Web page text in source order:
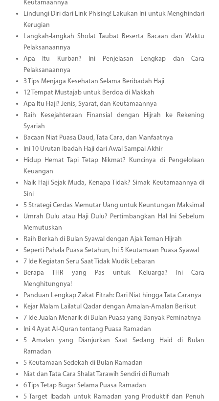
Keutamaannya
Lindungi Diri dari Link Phising! Lakukan Ini untuk Menghindari
Kerugian
Langkah-langkah Sholat Taubat Beserta Bacaan dan Waktu
Pelaksanaannya
Apa Itu Kurban? Ini Penjelasan Lengkap dan Cara
Pelaksanaannya
3 Tips Menjaga Kesehatan Selama Beribadah Haji
12 Tempat Mustajab untuk Berdoa di Makkah
Apa Itu Haji? Jenis, Syarat, dan Keutamaannya
Raih Kesejahteraan Finansial dengan Hijrah ke Rekening
Syariah
Bacaan Niat Puasa Daud, Tata Cara, dan Manfaatnya
Ini 10 Urutan Ibadah Haji dari Awal Sampai Akhir
Hidup Hemat Tapi Tetap Nikmat? Kuncinya di Pengelolaan
Keuangan
Naik Haji Sejak Muda, Kenapa Tidak? Simak Keutamaannya di
Sini
5 Strategi Cerdas Memutar Uang untuk Keuntungan Maksimal
Umrah Dulu atau Haji Dulu? Pertimbangkan Hal Ini Sebelum
Memutuskan
Raih Berkah di Bulan Syawal dengan Ajak Teman Hijrah
Seperti Pahala Puasa Setahun, Ini 5 Keutamaan Puasa Syawal
7 Ide Kegiatan Seru Saat Tidak Mudik Lebaran
Berapa THR yang Pas untuk Keluarga? Ini Cara
Menghitungnya!
Panduan Lengkap Zakat Fitrah: Dari Niat hingga Tata Caranya
Kejar Malam Lailatul Qadar dengan Amalan-Amalan Berikut
7 Ide Jualan Menarik di Bulan Puasa yang Banyak Peminatnya
Ini 4 Ayat Al-Quran tentang Puasa Ramadan
5 Amalan yang Dianjurkan Saat Sedang Haid di Bulan
Ramadan
5 Keutamaan Sedekah di Bulan Ramadan
Niat dan Tata Cara Shalat Tarawih Sendiri di Rumah
6 Tips Tetap Bugar Selama Puasa Ramadan
5 Target Ibadah untuk Ramadan yang Produktif dan Penuh